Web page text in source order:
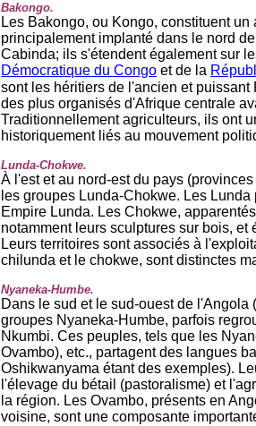
Bakongo.
Les Bakongo, ou Kongo, constituent
principalement implanté dans le nord
Cabinda; ils s'étendent également sur
Démocratique du Congo et de la
sont les héritiers de l'ancien et puissant
des plus organisés d'Afrique centrale
Traditionnellement agriculteurs, ils ont
historiquement liés au mouvement
Lunda-Chokwe.
À l'est et au nord-est du pays
les groupes Lunda-Chokwe. Les
Empire Lunda. Les Chokwe,
notamment leurs sculptures sur bois,
Leurs territoires sont associés à
chilunda et le chokwe, sont distinctes
Nyaneka-Humbe.
Dans le sud et le sud-ouest de
groupes Nyaneka-Humbe, parfois
Nkumbi. Ces peuples, tels que les
Ovambo), etc., partagent des langues
Oshikwanyama étant des exemples).
l'élevage du bétail (pastoralisme) et
la région. Les Ovambo, présents en
voisine, sont une composante